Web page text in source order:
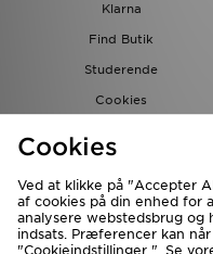
Klarna
Find Butik
Studerende
Cookies
Cookies
Ved at klikke på "Accepter
af cookies på din enhed for
analysere webstedsbrug
indsats. Præferencer kan
"Cookieindstillinger ". Se